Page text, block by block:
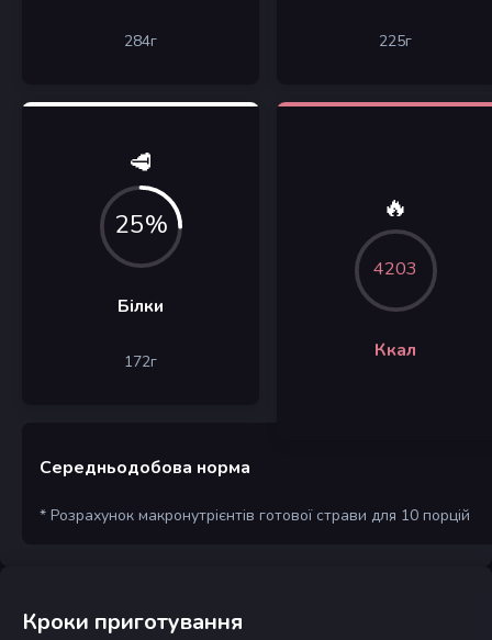
284г 225г
🥩
25%
Білки
172г
🔥
4203
Ккал
Середньодобова норма
* Розрахунок макронутрієнтів готової страви для 10 порцій
Кроки приготування